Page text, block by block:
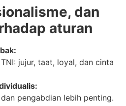
dan
aturan
jujur, taat, loyal, dan cinta
pengabdian lebih penting.